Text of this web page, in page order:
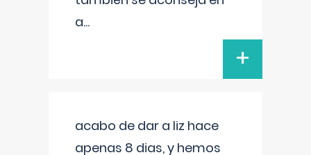
a...
+
acabo de dar a liz hace
apenas 8 dias, y hemos